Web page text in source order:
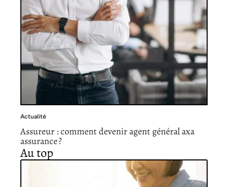
Actualité
Assureur : comment devenir agent général axa
assurance ?
Au top